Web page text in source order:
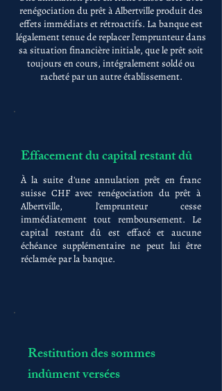
renégociation du prêt à Albertville produit des
effets immédiats et rétroactifs. La banque est
légalement tenue de replacer l'emprunteur dans
sa situation financière initiale, que le prêt soit
toujours en cours, intégralement soldé ou
racheté par un autre établissement.
Effacement du capital restant dû
À la suite d'une annulation prêt en franc
suisse CHF avec renégociation du prêt à
Albertville, l'emprunteur cesse
immédiatement tout remboursement. Le
capital restant dû est effacé et aucune
échéance supplémentaire ne peut lui être
réclamée par la banque.
Restitution des sommes
indûment versées